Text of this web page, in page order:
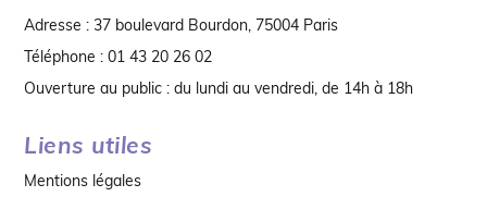
Adresse : 37 boulevard Bourdon, 75004 Paris
Téléphone : 01 43 20 26 02
Ouverture au public : du lundi au vendredi, de 14h à 18h
Liens utiles
Mentions légales